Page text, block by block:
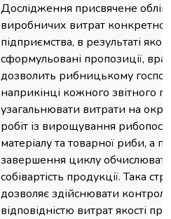
Дослідження присвячене
виробничих витрат
підприємства, в результаті
сформульовані пропозиції,
дозволить рибницькому
наприкінці кожного звітного
узагальнювати витрати на
робіт із вирощування
матеріалу та товарної риби, а
завершення циклу
собівартість продукції. Така
дозволяє здійснювати
відповідністю витрат якості